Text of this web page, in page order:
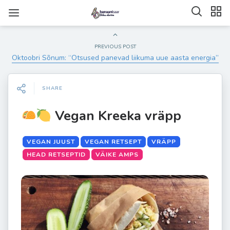
PREVIOUS POST
Oktoobri Sõnum: “Otsused panevad liikuma uue aasta energia”
SHARE
Vegan Kreeka vräpp
VEGAN JUUST VEGAN RETSEPT
VRÄPP
HEAD RETSEPTID
VÄIKE AMPS